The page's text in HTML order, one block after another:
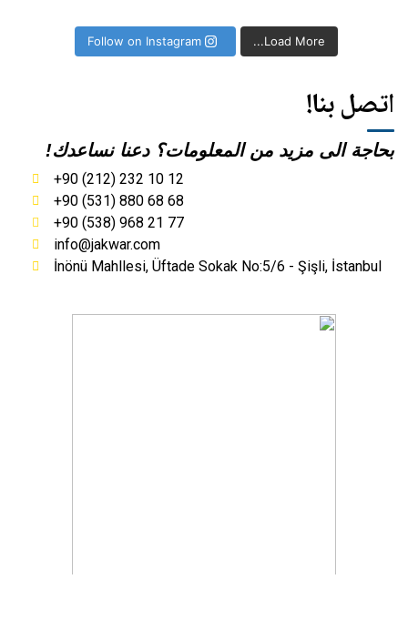
Load More...
Follow on Instagram
اتصل بنا!
بحاجة الى مزيد من المعلومات؟ دعنا نساعدك!
+90 (212) 232 10 12
+90 (531) 880 68 68
+90 (538) 968 21 77
info@jakwar.com
İnönü Mahllesi, Üftade Sokak No:5/6 - Şişli, İstanbul